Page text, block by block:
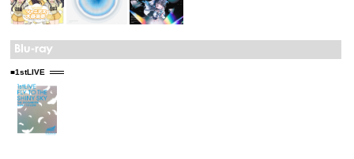
■1stLIVE